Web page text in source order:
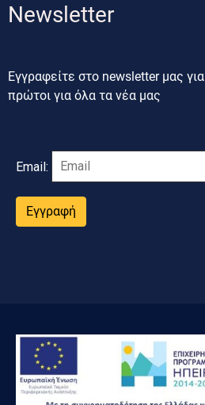
Newsletter
Εγγραφείτε στο newsletter μας
πρώτοι για όλα τα νέα μας
Email:
Εγγραφή